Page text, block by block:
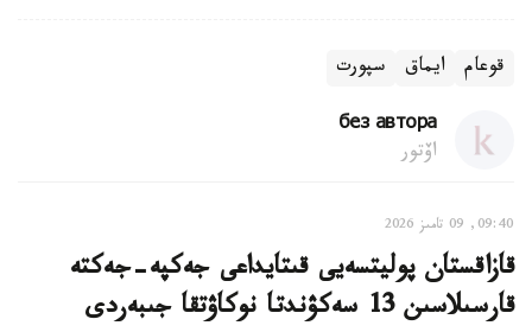
قوعام ايماق سپورت
без автора
اۆتور
09:40, 09 تامىز 2026
قازاقستان پوليتسەيى قىتايداعى جەكپە-جەكتە
قارسىلاسىن 13 سەكۋندتا نوكاۋتقا جىبەردى